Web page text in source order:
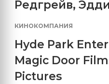
Редгрейв,
КИНОКОМПАНИЯ
Hyde Park
Magic Door
Pictures